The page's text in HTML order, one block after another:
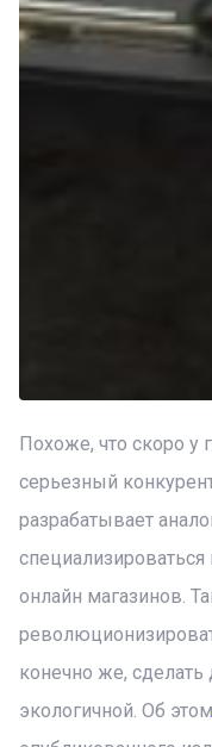
Похоже, что скоро у
серьезный
разрабатывает
специализироваться
онлайн магазинов.
конечно же, сделать
экологичной. Об этом